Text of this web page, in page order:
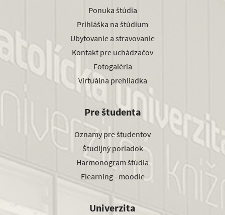
Ponuka štúdia
Prihláška na štúdium
Ubytovanie a stravovanie
Kontakt pre uchádzačov
Fotogaléria
Virtuálna prehliadka
Pre študenta
Oznamy pre študentov
Študijný poriadok
Harmonogram štúdia
Elearning - moodle
Univerzita